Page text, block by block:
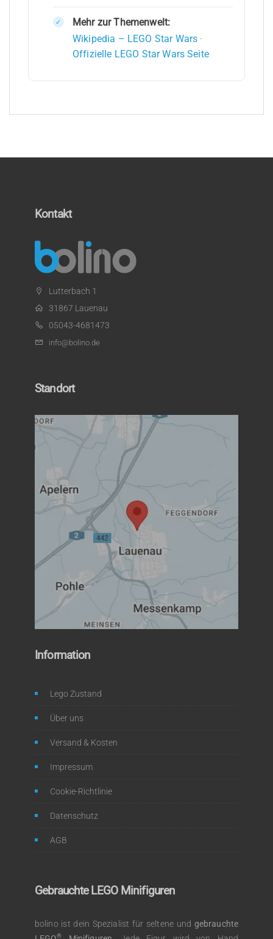
Mehr zur Themenwelt:
Wikipedia – LEGO Star Wars ·
Offizielle LEGO Star Wars Seite
Kontakt
Lutterbach 1
31867 Lauenau
05043-4681473
info@bolino.de
Standort
Information
Lego Zustand
Über uns
Versand & Kosten
Impressum
Cookie-Richtlinie
Datenschutz
AGB
Gebrauchte LEGO Minifiguren
bolino ist dein Spezialist für seltene und gebrauchte
®